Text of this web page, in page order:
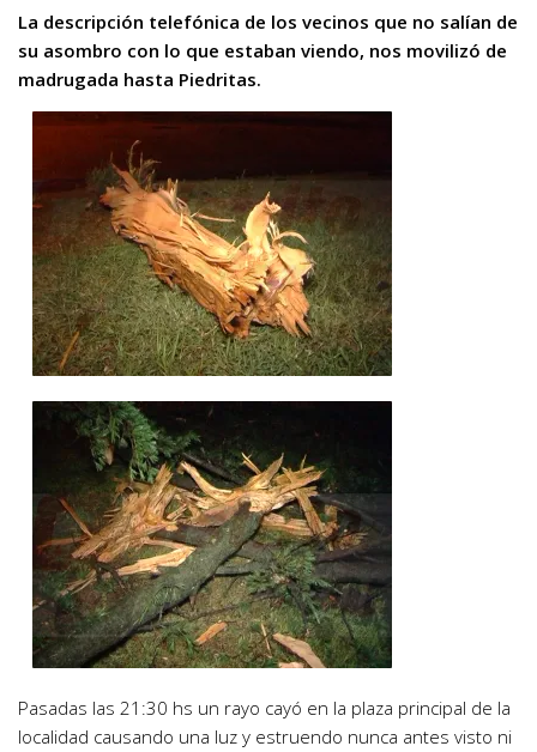
La descripción telefónica de los vecinos que no salían de
su asombro con lo que estaban viendo, nos movilizó de
madrugada hasta Piedritas.
Pasadas las 21:30 hs un rayo cayó en la plaza principal de la
localidad causando una luz y estruendo nunca antes visto ni